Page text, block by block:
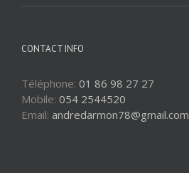
CONTACT INFO
Téléphone: 01 86 98 27 27
Mobile: 054 2544520
Email: andredarmon78@gmail.com